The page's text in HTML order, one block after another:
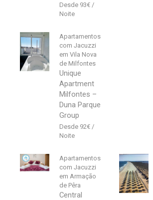
93€
Apartamentos
com Jacuzzi
em Vila Nova
de Milfontes
Unique
Apartment
Milfontes –
Duna Parque
Group
92€
Apartamentos
com Jacuzzi
em Armação
de Pêra
Central